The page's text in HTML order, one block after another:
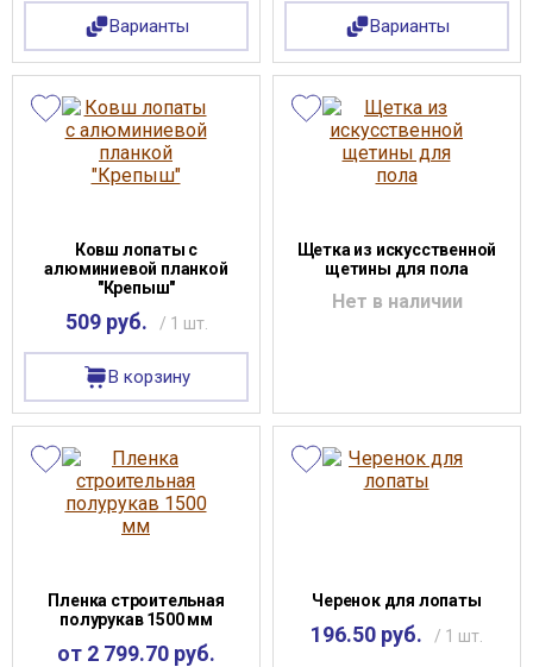
Варианты Варианты
Ковш лопаты с
алюминиевой планкой
"Крепыш"
509 руб. / 1 шт.
В корзину
Щетка из искусственной
щетины для пола
Нет в наличии
Пленка строительная
полурукав 1500 мм
от 2 799.70 руб.
Черенок для лопаты
196.50 руб. / 1 шт.